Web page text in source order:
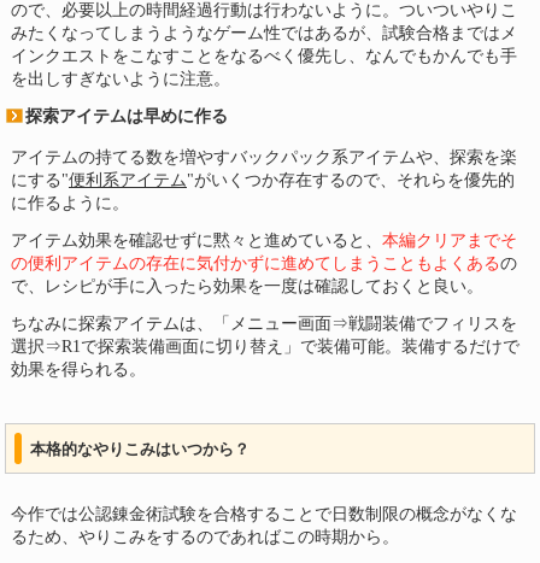
ので、必要以上の時間経過行動は行わないように。ついついやりこ
みたくなってしまうようなゲーム性ではあるが、試験合格まではメ
インクエストをこなすことをなるべく優先し、なんでもかんでも手
を出しすぎないように注意。
探索アイテムは早めに作る
アイテムの持てる数を増やすバックパック系アイテムや、探索を楽
にする"便利系アイテム "がいくつか存在するので、それらを優先的
に作るように。
アイテム効果を確認せずに黙々と進めていると、 本編クリアまでそ
の便利アイテムの存在に気付かずに進めてしまうこともよくあるの
で、レシピが手に入ったら効果を一度は確認しておくと良い。
ちなみに探索アイテムは、「メニュー画面⇒戦闘装備でフィリスを
選択⇒R1で探索装備画面に切り替え」で装備可能。装備するだけで
効果を得られる。
本格的なやりこみはいつから？
今作では公認錬金術試験を合格することで日数制限の概念がなくな
るため、やりこみをするのであればこの時期から。